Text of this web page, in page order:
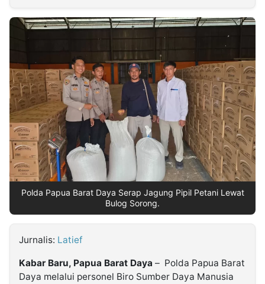
INDONESIA
Partner
Insight
NTB
Suara
Time
Lens
IDN
Daily
Jogja
Jalan
Rakyat
Idealita
News
Kita
Notice
Dinamikapost.com
Radar
Baru
Seedbacklink
Follow
Kabarbaru
Polda Papua Barat Daya Serap Jagung Pipil Petani Lewat
Bulog Sorong.
Jurnalis: Latief
Kabar Baru, Papua Barat Daya – Polda Papua Barat
Daya melalui personel Biro Sumber Daya Manusia